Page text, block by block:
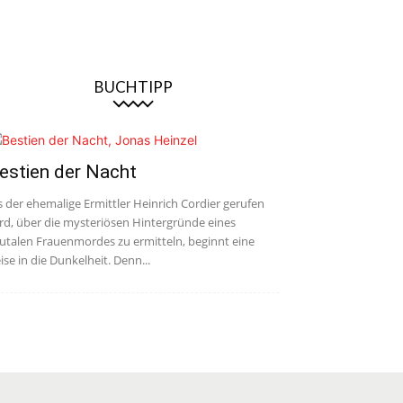
BUCHTIPP
der Nacht
der ehemalige Ermittler Heinrich Cordier gerufen
über die mysteriösen Hintergründe eines
Frauenmordes zu ermitteln, beginnt eine
in die Dunkelheit. Denn...